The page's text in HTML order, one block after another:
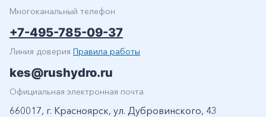
Многоканальный телефон
+7-495-785-09-37
Линия доверия Правила работы
kes@rushydro.ru
Официальная электронная почта
660017, г. Красноярск, ул. Дубровинского, 43